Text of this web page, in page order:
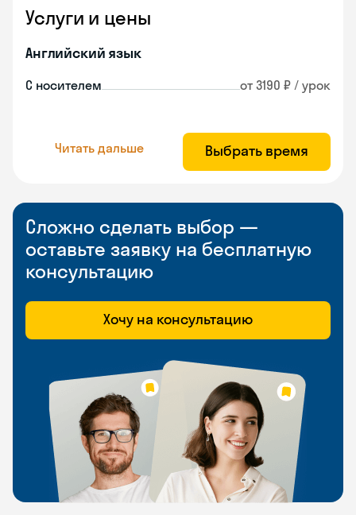
Услуги и цены
Английский язык
С носителем от 3190 ₽ / урок
Читать дальше Выбрать время
Сложно сделать выбор —
оставьте заявку на бесплатную
консультацию
Хочу на консультацию